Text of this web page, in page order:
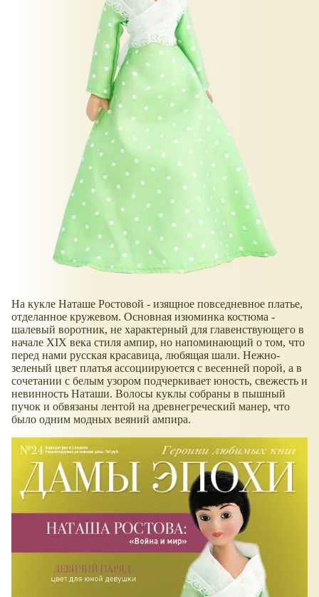
На кукле Наташе Ростовой - изящное повседневное платье,
отделанное кружевом. Основная изюминка костюма -
шалевый воротник, не характерный для главенствующего в
начале XIX века стиля ампир, но напоминающий о том, что
перед нами русская красавица, любящая шали. Нежно-
зеленый цвет платья ассоциируюется с весенней порой, а в
сочетании с белым узором подчеркивает юность, свежесть и
невинность Наташи. Волосы куклы собраны в пышный
пучок и обвязаны лентой на древнегреческий манер, что
было одним модных веяний ампира.